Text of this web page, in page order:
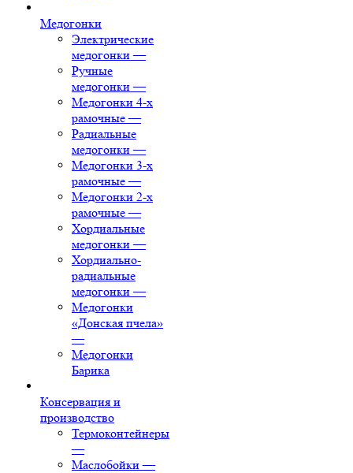
Медогонки
Электрические
медогонки —
Ручные
медогонки —
Медогонки 4-х
рамочные —
Радиальные
медогонки —
Медогонки 3-х
рамочные —
Медогонки 2-х
рамочные —
Хордиальные
медогонки —
Хордиально-
радиальные
медогонки —
Медогонки
«Донская пчела»
—
Медогонки
Барика
Консервация и
производство
Термоконтейнеры
—
Маслобойки —